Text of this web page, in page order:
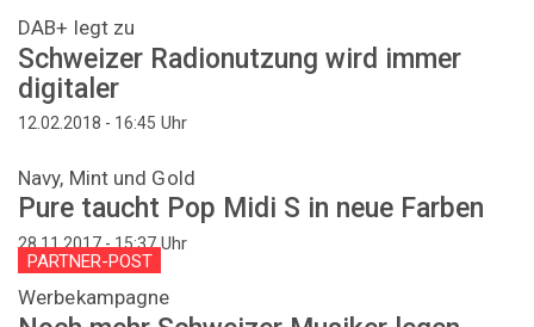
DAB+ legt zu
Schweizer Radionutzung wird immer
digitaler
12.02.2018 - 16:45 Uhr
Navy, Mint und Gold
Pure taucht Pop Midi S in neue Farben
28.11.2017 - 15:37Uhr
PARTNER-POST
Werbekampagne